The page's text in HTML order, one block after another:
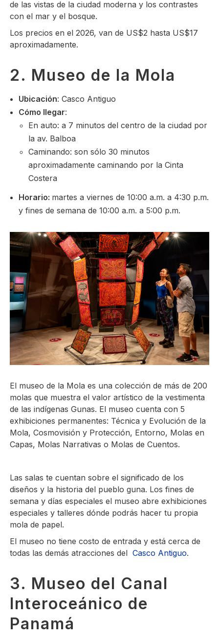
de las vistas de la ciudad moderna y los contrastes
con el mar y el bosque.
Los precios en el 2026, van de US$2 hasta US$17
aproximadamente.
2. Museo de la Mola
Ubicación: Casco Antiguo
Cómo llegar:
En auto: a 7 minutos del centro de la ciudad por
la av. Balboa
Caminando: son sólo 30 minutos
aproximadamente caminando por la Cinta
Costera
Horario: martes a viernes de 10:00 a.m. a 4:30 p.m.
y fines de semana de 10:00 a.m. a 5:00 p.m.
El museo de la Mola es una colección de más de 200
molas que muestra el valor artístico de la vestimenta
de las indígenas Gunas. El museo cuenta con 5
exhibiciones permanentes: Técnica y Evolución de la
Mola, Cosmovisión y Protección, Entorno, Molas en
Capas, Molas Narrativas o Molas de Cuentos.
Las salas te cuentan sobre el significado de los
diseños y la historia del pueblo guna. Los fines de
semana y días especiales el museo abre exhibiciones
especiales y talleres dónde podrás hacer tu propia
mola de papel.
El museo no tiene costo de entrada y está cerca de
todas las demás atracciones del Casco Antiguo.
3. Museo del Canal
Interoceánico de
Panamá